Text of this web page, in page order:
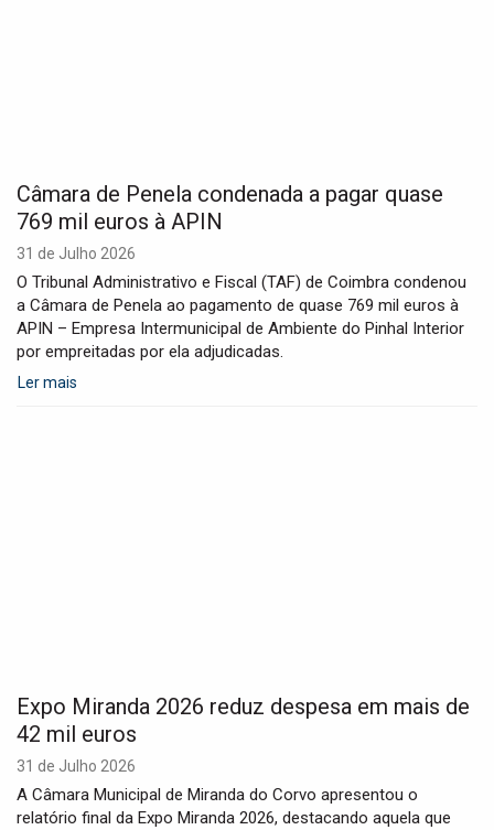
Câmara de Penela condenada a pagar quase
769 mil euros à APIN
31 de Julho 2026
O Tribunal Administrativo e Fiscal (TAF) de Coimbra condenou
a Câmara de Penela ao pagamento de quase 769 mil euros à
APIN – Empresa Intermunicipal de Ambiente do Pinhal Interior
por empreitadas por ela adjudicadas.
Ler mais
Expo Miranda 2026 reduz despesa em mais de
42 mil euros
31 de Julho 2026
A Câmara Municipal de Miranda do Corvo apresentou o
relatório final da Expo Miranda 2026, destacando aquela que